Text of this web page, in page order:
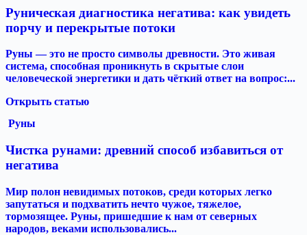
Руническая диагностика негатива: как увидеть
порчу и перекрытые потоки
Руны — это не просто символы древности. Это живая
система, способная проникнуть в скрытые слои
человеческой энергетики и дать чёткий ответ на вопрос:...
Открыть статью
Руны
Чистка рунами: древний способ избавиться от
негатива
Мир полон невидимых потоков, среди которых легко
запутаться и подхватить нечто чужое, тяжелое,
тормозящее. Руны, пришедшие к нам от северных
народов, веками использовались...